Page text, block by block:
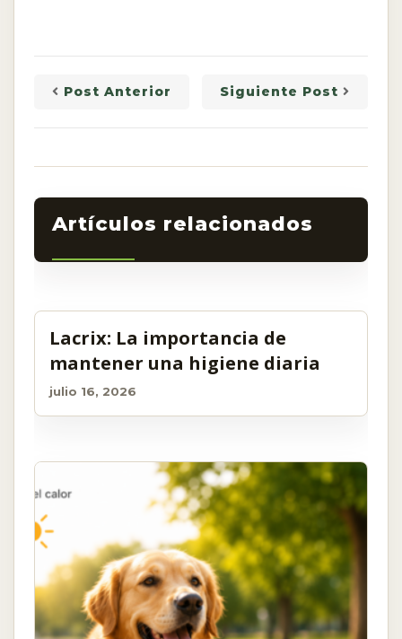
Post Anterior Siguiente Post
Related Post
Lacrix: La importancia de
mantener una higiene diaria
julio 16, 2026